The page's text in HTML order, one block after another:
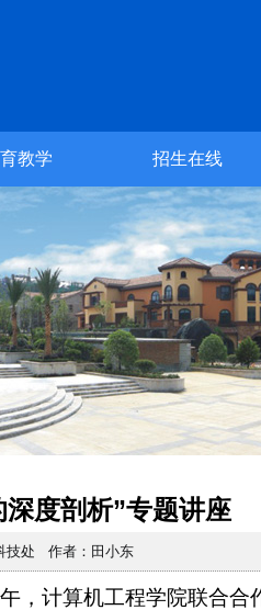
教学 招生在线
度剖析”专题讲座
技处 作者：田小东
，计算机工程学院联合合